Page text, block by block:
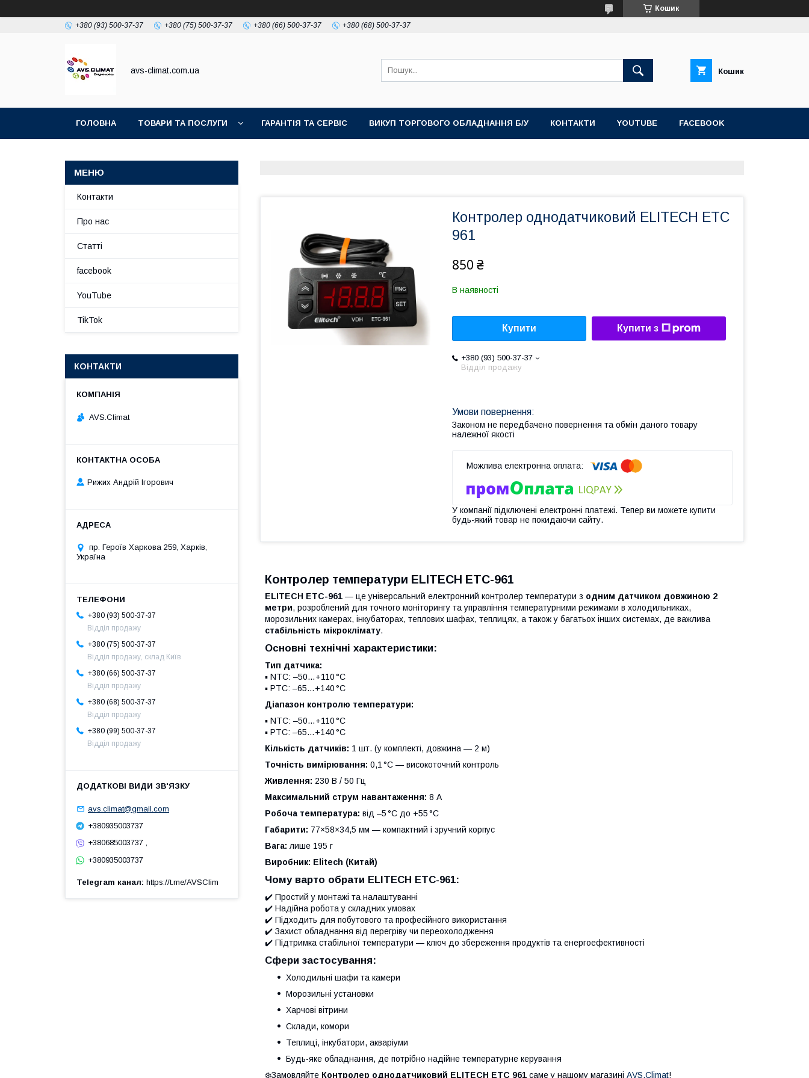
Кошик
+380 (93) 500-37-37 +380 (75) 500-37-37 +380 (66) 500-37-37 +380 (68) 500-37-37
avs-climat.com.ua Кошик
ГОЛОВНА ТОВАРИ ТА ПОСЛУГИ ГАРАНТІЯ ТА СЕРВІС ВИКУП ТОРГОВОГО ОБЛАДНАННЯ Б/У КОНТАКТИ YOUTUBE FACEBOOK
Контролер однодатчиковий ELITECH EТС
961
850 ₴
В наявності
Купити Купити з
+380 (93) 500-37-37
Відділ продажу
Законом не передбачено повернення та обмін даного товару
належної якості
У компанії підключені електронні платежі. Тепер ви можете купити
будь-який товар не покидаючи сайту.
Контролер температури ELITECH ETC-961
ELITECH ETC-961 — це універсальний електронний контролер температури з одним датчиком довжиною 2
метри, розроблений для точного моніторингу та управління температурними режимами в холодильниках,
морозильних камерах, інкубаторах, теплових шафах, теплицях, а також у багатьох інших системах, де важлива
стабільність мікроклімату.
Основні технічні характеристики:
Тип датчика:
▪️ NTC: –50…+110 °C
▪️ PTC: –65…+140 °C
Діапазон контролю температури:
▪️ NTC: –50…+110 °C
▪️ PTC: –65…+140 °C
Кількість датчиків: 1 шт. (у комплекті, довжина — 2 м)
Точність вимірювання: 0,1 °C — високоточний контроль
Живлення: 230 В / 50 Гц
Максимальний струм навантаження: 8 А
Робоча температура: від –5 °C до +55 °C
Габарити: 77×58×34,5 мм — компактний і зручний корпус
Вага: лише 195 г
Виробник: Elitech (Китай)
Чому варто обрати ELITECH ETC-961:
✔️ Простий у монтажі та налаштуванні
✔️ Надійна робота у складних умовах
✔️ Підходить для побутового та професійного використання
✔️ Захист обладнання від перегріву чи переохолодження
✔️ Підтримка стабільної температури — ключ до збереження продуктів та енергоефективності
Сфери застосування:
Холодильні шафи та камери
Морозильні установки
Харчові вітрини
Склади, комори
Теплиці, інкубатори, акваріуми
Будь-яке обладнання, де потрібно надійне температурне керування
❄️Замовляйте Контролер однодатчиковий ELITECH EТС 961 саме у нашому магазині АVS.Climat!
Контакти
Про нас
Статті
facebook
YouTube
TikTok
КОНТАКТИ
AVS.Climat
Рижих Андрій Ігорович
пр. Героїв Харкова 259, Харків,
Україна
+380 (93) 500-37-37
Відділ продажу
+380 (75) 500-37-37
Відділ продажу, склад Київ
+380 (66) 500-37-37
Відділ продажу
+380 (68) 500-37-37
Відділ продажу
+380 (99) 500-37-37
Відділ продажу
avs.climat@gmail.com
+380935003737
+380685003737 ,
+380935003737
Telegram канал https://t.me/AVSClim